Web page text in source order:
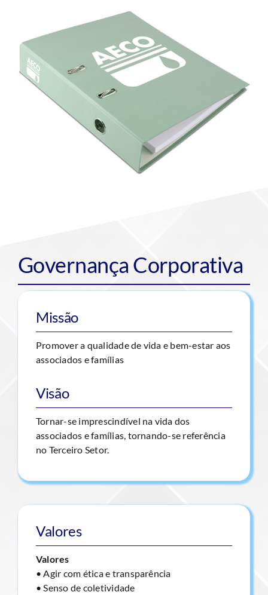
Governança Corporativa
Missão
Promover a qualidade de vida e bem-estar aos
associados e famílias
Visão
Tornar-se imprescindível na vida dos
associados e famílias, tornando-se referência
no Terceiro Setor.
Valores
Valores
• Agir com ética e transparência
• Senso de coletividade